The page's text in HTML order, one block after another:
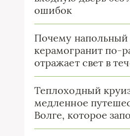
ошибок
Почему напольный
керамогранит по-
отражает свет в
Теплоходный
медленное
Волге, которое